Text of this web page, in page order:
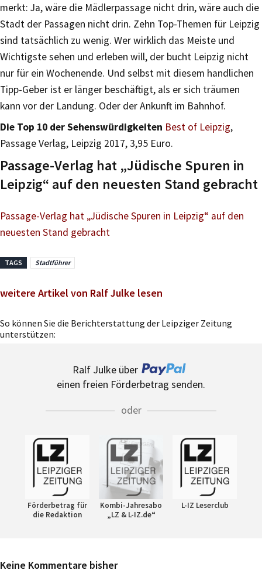
merkt: Ja, wäre die Mädlerpassage nicht drin, wäre auch die
Stadt der Passagen nicht drin. Zehn Top-Themen für Leipzig
sind tatsächlich zu wenig. Wer wirklich das Meiste und
Wichtigste sehen und erleben will, der bucht Leipzig nicht
nur für ein Wochenende. Und selbst mit diesem handlichen
Tipp-Geber ist er länger beschäftigt, als er sich träumen
kann vor der Landung. Oder der Ankunft im Bahnhof.
Die Top 10 der Sehenswürdigkeiten Best of Leipzig,
Passage Verlag, Leipzig 2017, 3,95 Euro.
Passage-Verlag hat „Jüdische Spuren in
Leipzig“ auf den neuesten Stand gebracht
Passage-Verlag hat „Jüdische Spuren in Leipzig“ auf den
neuesten Stand gebracht
TAGS Stadtführer
weitere Artikel von Ralf Julke lesen
So können Sie die Berichterstattung der Leipziger Zeitung
unterstützen:
Ralf Julke über
einen freien Förderbetrag senden.
oder
Förderbetrag für
die Redaktion
Kombi-Jahresabo
„LZ & L-IZ.de“
L-IZ Leserclub
Keine Kommentare bisher